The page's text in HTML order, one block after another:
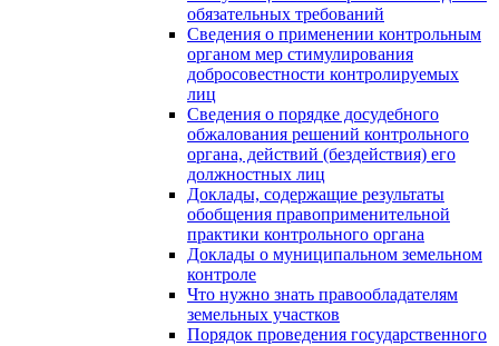
обязательных требований
Сведения о применении контрольным
органом мер стимулирования
добросовестности контролируемых
лиц
Сведения о порядке досудебного
обжалования решений контрольного
органа, действий (бездействия) его
должностных лиц
Доклады, содержащие результаты
обобщения правоприменительной
практики контрольного органа
Доклады о муниципальном земельном
контроле
Что нужно знать правообладателям
земельных участков
Порядок проведения государственного